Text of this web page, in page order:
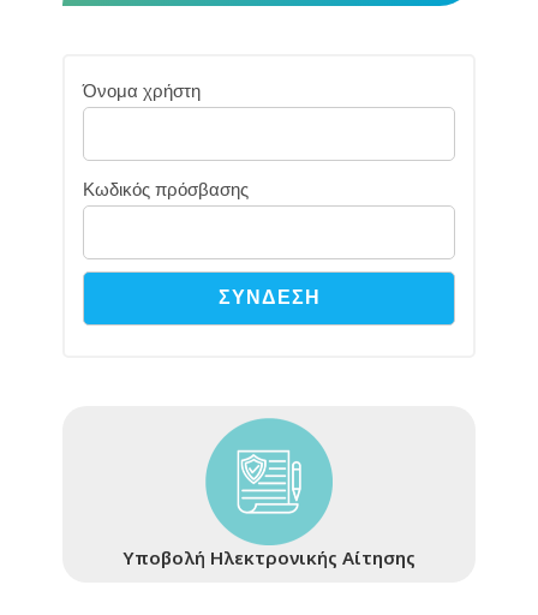
Όνομα χρήστη
Κωδικός πρόσβασης
Υποβολή Ηλεκτρονικής Αίτησης